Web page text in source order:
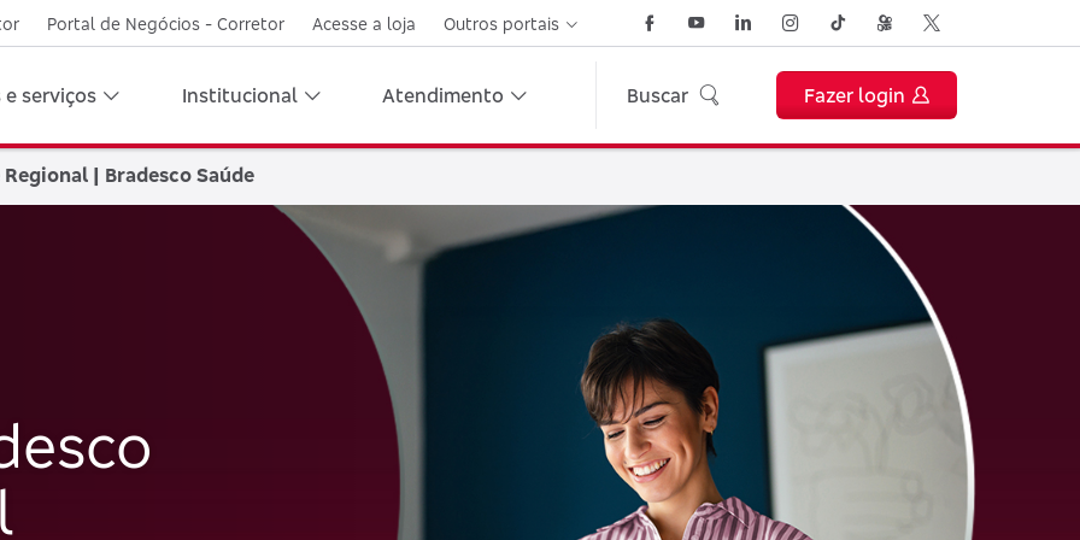
Portal de Negócios - Corretor Acesse a loja Outros portais
serviços Institucional Atendimento Buscar Fazer login
Regional | Bradesco Saúde